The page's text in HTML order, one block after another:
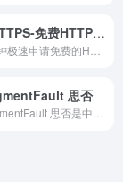
OHTTPS-免费HTTPS证书(SSL证书)、自动化更新、部署、监控
思否